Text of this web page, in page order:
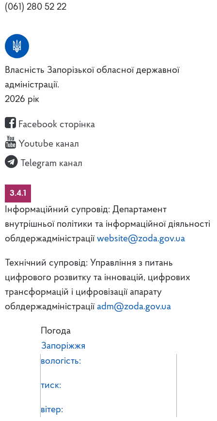
(061) 280 52 22
Власність Запорізької обласної державної
адміністрації.
2026 рік
Facebook сторінка
Youtube канал
Telegram канал
3.4.1
Інформаційний супровід: Департамент
внутрішньої політики та інформаційної діяльності
облдержадміністрації website@zoda.gov.ua
Технічний супровід: Управління з питань
цифрового розвитку та інновацій, цифрових
трансформацій і цифровізації апарату
облдержадміністрації adm@zoda.gov.ua
Погода
Запоріжжя
вологість:
тиск:
вітер: